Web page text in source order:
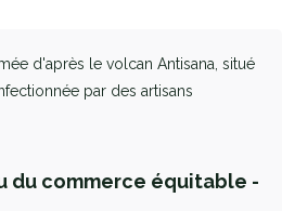
d'après le volcan Antisana, situé
par des artisans
du commerce équitable -